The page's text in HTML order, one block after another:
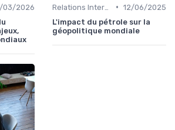
03/2026
• 12/06/2025
L'impact du pétrole sur la
géopolitique mondiale